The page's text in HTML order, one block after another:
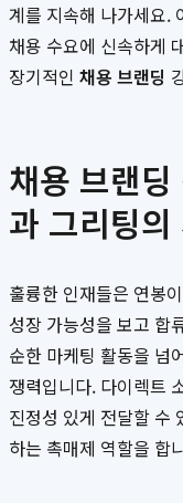
계를 지속해 나가세요.
채용 수요에 신속하게
장기적인 채용 브랜딩
채용 브랜
과 그리팅의
훌륭한 인재들은 연봉
성장 가능성을 보고 합
순한 마케팅 활동을 넘
쟁력입니다. 다이렉트
진정성 있게 전달할 수
하는 촉매제 역할을 합